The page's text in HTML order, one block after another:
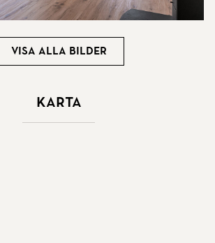
Visa alla bilder
Karta